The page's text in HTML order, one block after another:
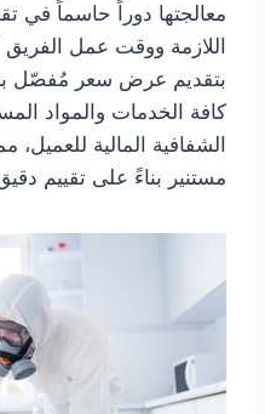
معالجتها دوراً حاسماً في
اللازمة ووقت عمل
بتقديم عرض سعر مُفصّل بعد
كافة الخدمات والمواد
الشفافية المالية للعميل،
مستنير بناءً على تقييم